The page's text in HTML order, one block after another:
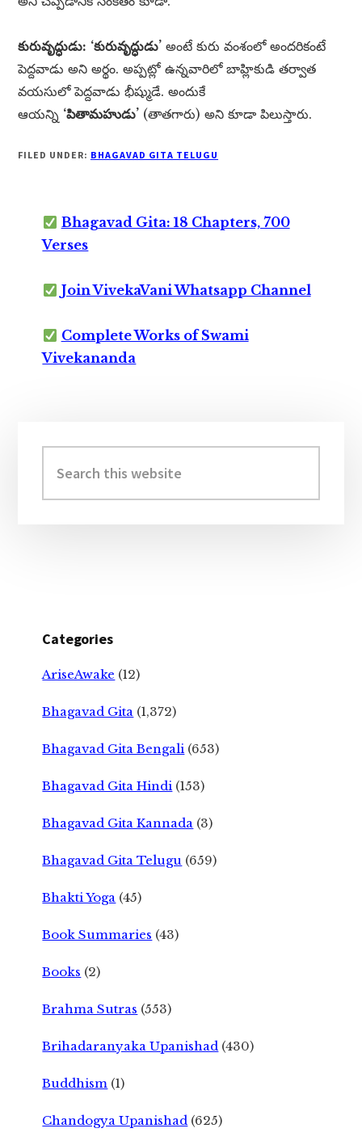
కురువృద్ధుడు: ‘కురువృద్ధుడు’ అంటే కురు వంశంలో అందరికంటే
పెద్దవాడు అని అర్థం. అప్పట్లో ఉన్నవారిలో బాహ్లికుడి తర్వాత
వయసులో పెద్దవాడు భీష్ముడే. అందుకే
ఆయన్ని ‘పితామహుడు’ (తాతగారు) అని కూడా పిలుస్తారు.
FILED UNDER: BHAGAVAD GITA TELUGU
Bhagavad Gita: 18 Chapters, 700
Verses
Join VivekaVani Whatsapp Channel
Complete Works of Swami
Vivekananda
Sidebar
this
website
Categories
AriseAwake (12)
Bhagavad Gita (1,372)
Bhagavad Gita Bengali (653)
Bhagavad Gita Hindi (153)
Bhagavad Gita Kannada (3)
Bhagavad Gita Telugu (659)
Bhakti Yoga (45)
Book Summaries (43)
Books (2)
Brahma Sutras (553)
Brihadaranyaka Upanishad (430)
Buddhism (1)
Chandogya Upanishad (625)